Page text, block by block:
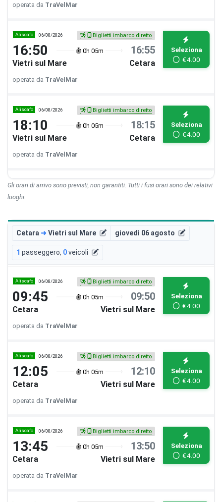
operata da TraVelMar
Aliscafo 06/08/2026 Biglietti imbarco diretto
16:50 0h 05m 16:55
Vietri sul Mare Cetara
Seleziona
€4.00
operata da TraVelMar
Aliscafo 06/08/2026 Biglietti imbarco diretto
18:10 0h 05m 18:15
Vietri sul Mare Cetara
Seleziona
€4.00
operata da TraVelMar
Gli orari di arrivo sono previsti, non garantiti. Tutti i fusi orari sono dei relativi
luoghi.
Cetara ➜Vietri sul Mare giovedì 06 agosto
1 passeggero, 0veicoli
Aliscafo 06/08/2026 Biglietti imbarco diretto
09:45 0h 05m 09:50
Cetara Vietri sul Mare
Seleziona
€4.00
operata da TraVelMar
Aliscafo 06/08/2026 Biglietti imbarco diretto
12:05 0h 05m 12:10
Cetara Vietri sul Mare
Seleziona
€4.00
operata da TraVelMar
Aliscafo 06/08/2026 Biglietti imbarco diretto
13:45 0h 05m 13:50
Cetara Vietri sul Mare
Seleziona
€4.00
operata da TraVelMar